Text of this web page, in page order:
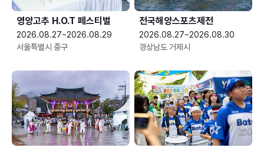
영양고추 H.O.T 페스티벌
2026.08.27~2026.08.29
서울특별시 중구
전국해양스포츠제전
2026.08.27~2026.08.30
경상남도 거제시